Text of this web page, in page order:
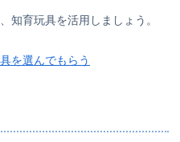
知育玩具を活用しましょう。
を選んでもらう